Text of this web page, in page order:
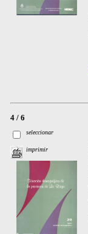
4 / 6
seleccionar
imprimir